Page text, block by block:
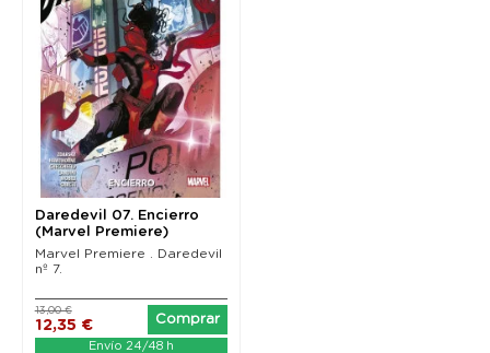
Daredevil 07. Encierro
(Marvel Premiere)
Marvel Premiere . Daredevil
nº 7.
12,35 €
13,00 €
Comprar
Envío 24/48 h